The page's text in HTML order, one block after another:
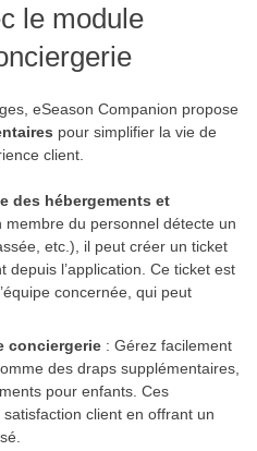
le module
eSeason Companion propose
pour simplifier la vie de
client.
des hébergements et
membre du personnel détecte un
etc.), il peut créer un ticket
depuis l’application. Ce ticket est
concernée, qui peut
conciergerie : Gérez facilement
des draps supplémentaires,
pour enfants. Ces
client en offrant un